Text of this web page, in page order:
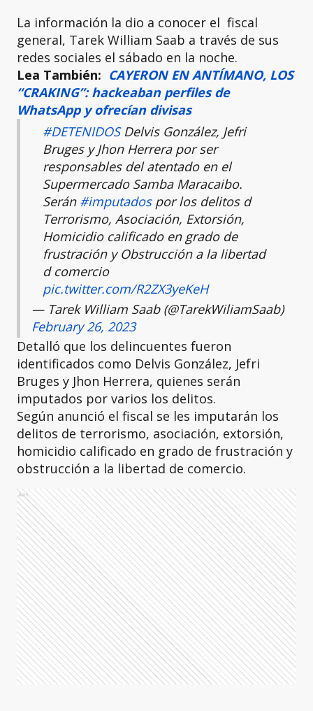
La información la dio a conocer el fiscal
general, Tarek William Saab a través de sus
redes sociales el sábado en la noche.
Lea También: CAYERON EN ANTÍMANO, LOS
“CRAKING”: hackeaban perfiles de
WhatsApp y ofrecían divisas
#DETENIDOSDelvis González, Jefri
Bruges y Jhon Herrera por ser
responsables del atentado en el
Supermercado Samba Maracaibo.
Serán #imputadospor los delitos d
Terrorismo, Asociación, Extorsión,
Homicidio calificado en grado de
frustración y Obstrucción a la libertad
d comercio
pic.twitter.com/R2ZX3yeKeH
— Tarek William Saab (@TarekWiliamSaab)
February 26, 2023
Detalló que los delincuentes fueron
identificados como Delvis González, Jefri
Bruges y Jhon Herrera, quienes serán
imputados por varios los delitos.
Según anunció el fiscal se les imputarán los
delitos de terrorismo, asociación, extorsión,
homicidio calificado en grado de frustración y
obstrucción a la libertad de comercio.
Ads